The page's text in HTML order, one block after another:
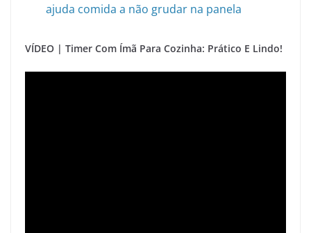
ajuda comida a não grudar na panela
VÍDEO | Timer Com Ímã Para Cozinha: Prático E Lindo!